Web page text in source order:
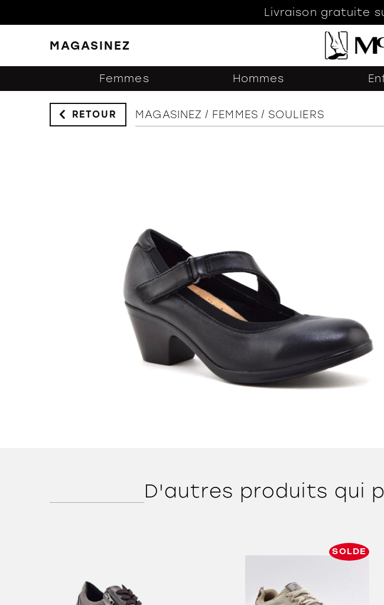
Livraison gratuite
MAGASINEZ
FILTRES
Femmes Hommes
RETOUR MAGASINEZ FEMMES SOULIERS
D'autres produits qui
SOLDE